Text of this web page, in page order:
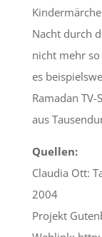
Nacht durch
nicht mehr
es
Ramadan
aus
Quellen:
Claudia Ott:
2004
Projekt